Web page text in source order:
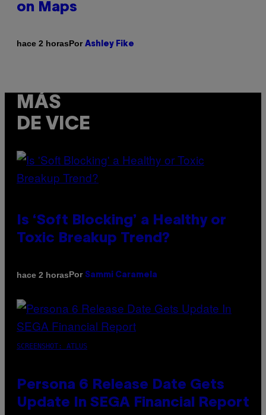
on Maps
hace 2 horasPor Ashley Fike
MÁS
DE VICE
Is ‘Soft Blocking’ a Healthy or
Toxic Breakup Trend?
hace 2 horasPor Sammi Caramela
SCREENSHOT: ATLUS
Persona 6 Release Date Gets
Update In SEGA Financial Report